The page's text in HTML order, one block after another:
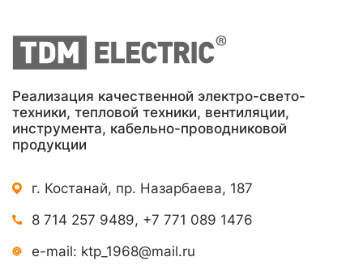
Реализация качественной электро-свето-
техники, тепловой техники, вентиляции,
инструмента, кабельно-проводниковой
продукции
г. Костанай, пр. Назарбаева, 187
8 714 257 9489, +7 771 089 1476
e-mail: ktp_1968@mail.ru